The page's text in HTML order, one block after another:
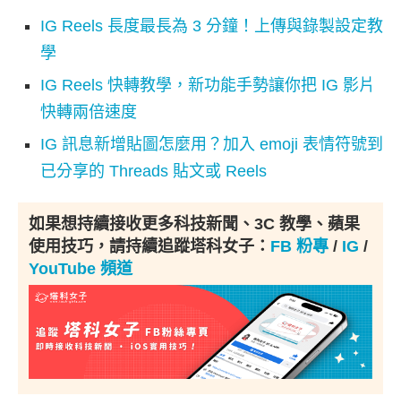
IG Reels 長度最長為 3 分鐘！上傳與錄製設定教
學
IG Reels 快轉教學，新功能手勢讓你把 IG 影片
快轉兩倍速度
IG 訊息新增貼圖怎麼用？加入 emoji 表情符號到
已分享的 Threads 貼文或 Reels
如果想持續接收更多科技新聞、3C 教學、蘋果
使用技巧，請持續追蹤塔科女子： FB 粉專 / IG /
YouTube 頻道